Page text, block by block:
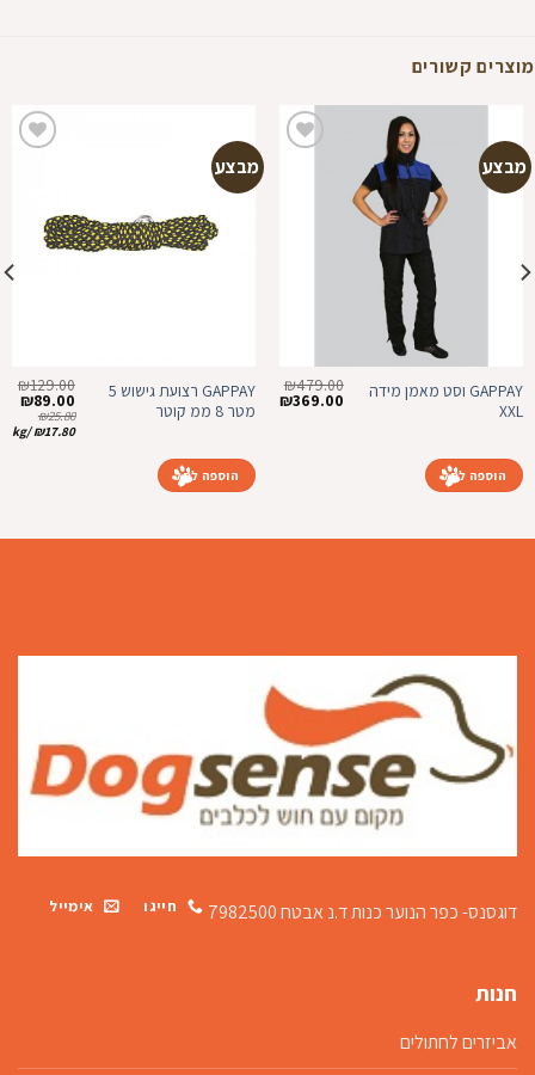
מוצרים קשורים
מבצע
GAPPAY וסט מאמן מידה
XXL
₪479.00
המחיר ₪369.00 המחיר
הנוכחי
הוספה לסל
מבצע
הוספה
GAPPAY רצועת גישוש 5
מטר 8 ממ קוטר
₪129.00
המחיר
המקורי
היה:
₪129.00.
₪89.00
₪25.80
₪17.80
/
kg
הוספה לסל
דוגסנס- כפר הנוער כנותד.נ אבטח 7982500 חייגו אימייל
חנות
אביזרים לחתולים